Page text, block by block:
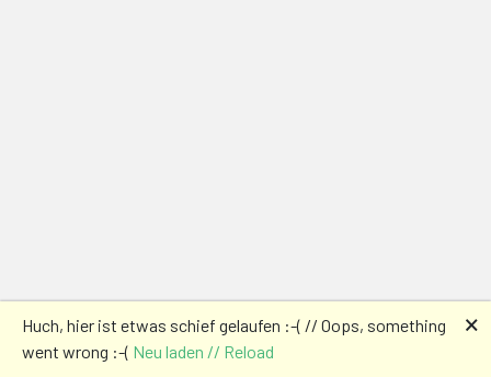
Huch, hier ist etwas schief gelaufen :-( // Oops, something
went wrong :-( Neu laden // Reload
🗙